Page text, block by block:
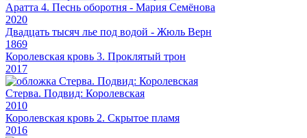
Аратта 4. Песнь оборотня - Мария Семёнова
2020
Двадцать тысяч лье под водой - Жюль Верн
1869
Королевская кровь 3. Проклятый трон
2017
Стерва. Подвид: Королевская
2010
Королевская кровь 2. Скрытое пламя
2016